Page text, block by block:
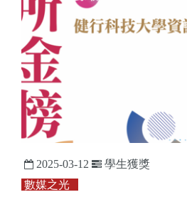
2025-03-12
學生獲獎
數媒之光